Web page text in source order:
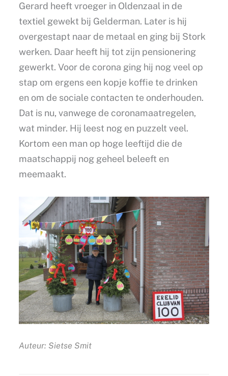
Gerard heeft vroeger in Oldenzaal in de
textiel gewekt bij Gelderman. Later is hij
overgestapt naar de metaal en ging bij Stork
werken. Daar heeft hij tot zijn pensionering
gewerkt. Voor de corona ging hij nog veel op
stap om ergens een kopje koffie te drinken
en om de sociale contacten te onderhouden.
Dat is nu, vanwege de coronamaatregelen,
wat minder. Hij leest nog en puzzelt veel.
Kortom een man op hoge leeftijd die de
maatschappij nog geheel beleeft en
meemaakt.
Auteur: Sietse Smit